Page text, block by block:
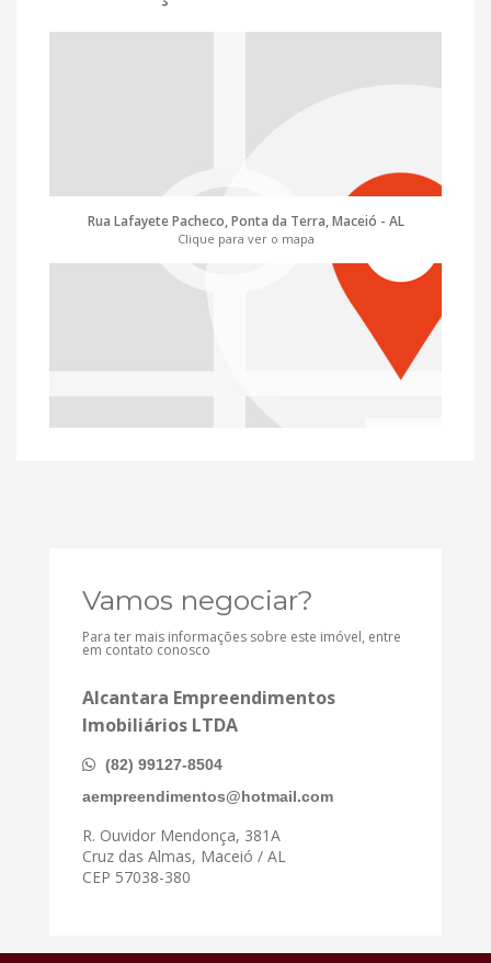
Rua Lafayete Pacheco, Ponta da Terra, Maceió - AL
Clique para ver o mapa
Vamos negociar?
Para ter mais informações sobre este imóvel, entre
em contato conosco
Alcantara Empreendimentos
Imobiliários LTDA
(82) 99127-8504
aempreendimentos@hotmail.com
R. Ouvidor Mendonça, 381A
Cruz das Almas, Maceió / AL
CEP 57038-380